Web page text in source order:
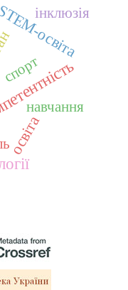
освіта
освіта
навчання
спорт
інклюзія